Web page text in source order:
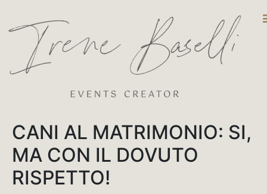
CANI AL MATRIMONIO: SI,
MA CON IL DOVUTO
RISPETTO!